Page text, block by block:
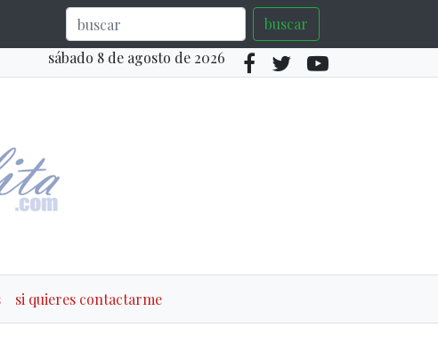
buscar
sábado 8 de agosto de 2026
si quieres contactarme